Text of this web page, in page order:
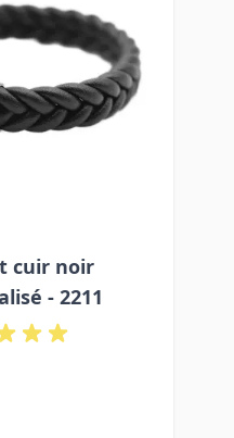
cuir noir
- 2211